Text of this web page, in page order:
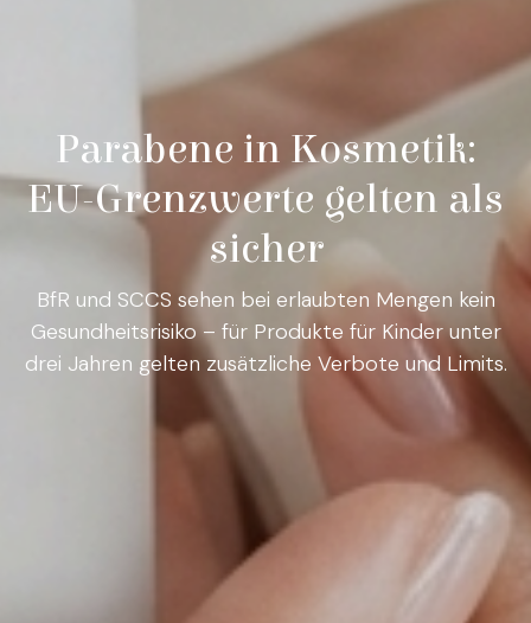
Parabene in Kosmetik:
EU-Grenzwerte gelten als
sicher
BfR und SCCS sehen bei erlaubten Mengen kein
Gesundheitsrisiko – für Produkte für Kinder unter
drei Jahren gelten zusätzliche Verbote und Limits.